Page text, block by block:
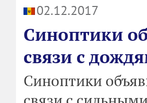
02.12.2017
Синоптики
связи с
Синоптики